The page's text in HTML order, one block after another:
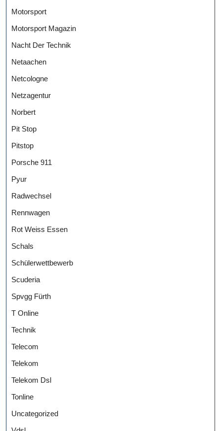
Motorsport
Motorsport Magazin
Nacht Der Technik
Netaachen
Netcologne
Netzagentur
Norbert
Pit Stop
Pitstop
Porsche 911
Pyur
Radwechsel
Rennwagen
Rot Weiss Essen
Schals
Schülerwettbewerb
Scuderia
Spvgg Fürth
T Online
Technik
Telecom
Telekom
Telekom Dsl
Tonline
Uncategorized